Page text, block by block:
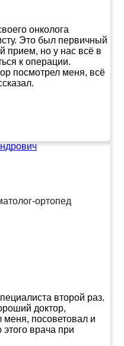
онколога
Это был первичный
прием, но у нас всё в
к операции.
посмотрел меня, всё
ортопед
второй раз.
доктор,
посоветовал и
врача при